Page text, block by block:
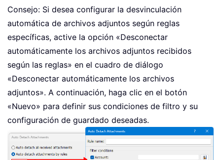
Consejo: Si desea configurar la desvinculación
automática de archivos adjuntos según reglas
específicas, active la opción «Desconectar
automáticamente los archivos adjuntos recibidos
según las reglas» en el cuadro de diálogo
«Desconectar automáticamente los archivos
adjuntos». A continuación, haga clic en el botón
«Nuevo» para definir sus condiciones de filtro y su
configuración de guardado deseadas.